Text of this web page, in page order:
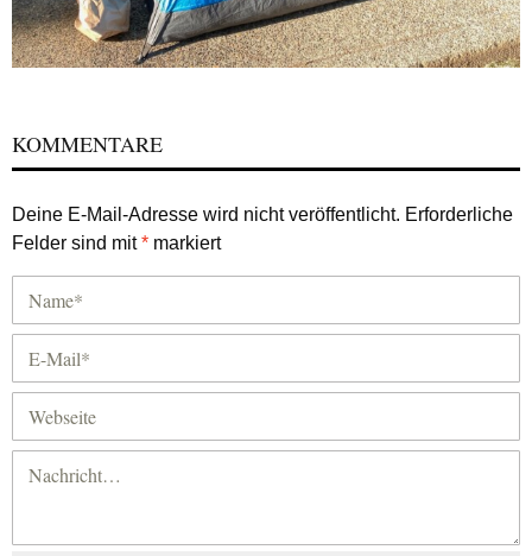
KOMMENTARE
Deine E-Mail-Adresse wird nicht veröffentlicht. Erforderliche
Felder sind mit* markiert